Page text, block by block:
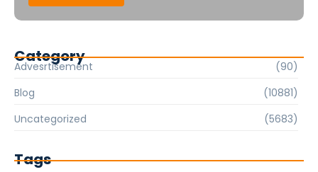
Category
Advesrtisement
(90)
Blog
(10881)
Uncategorized
(5683)
Tags